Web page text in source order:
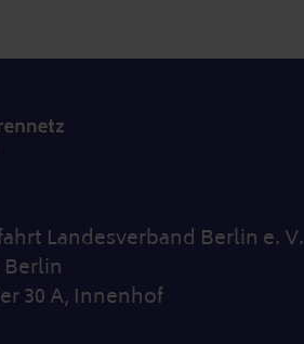
Landesverband Berlin e. V.
30 A, Innenhof